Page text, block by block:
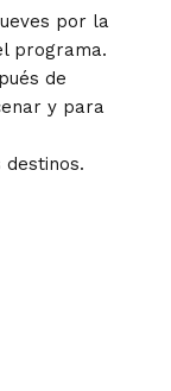
por la
programa.
de
y para